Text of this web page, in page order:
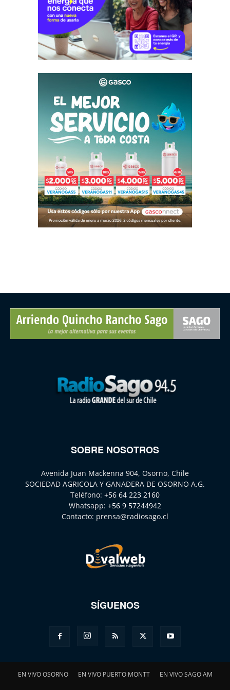
SOBRE NOSOTROS
Avenida Juan Mackenna 904, Osorno, Chile
SOCIEDAD AGRICOLA Y GANADERA DE OSORNO A.G.
Teléfono: +56 64 223 2160
Whatsapp: +56 9 57244942
Contacto: prensa@radiosago.cl
SÍGUENOS
EN VIVO OSORNO EN VIVO PUERTO MONTT EN VIVO SAGO AM